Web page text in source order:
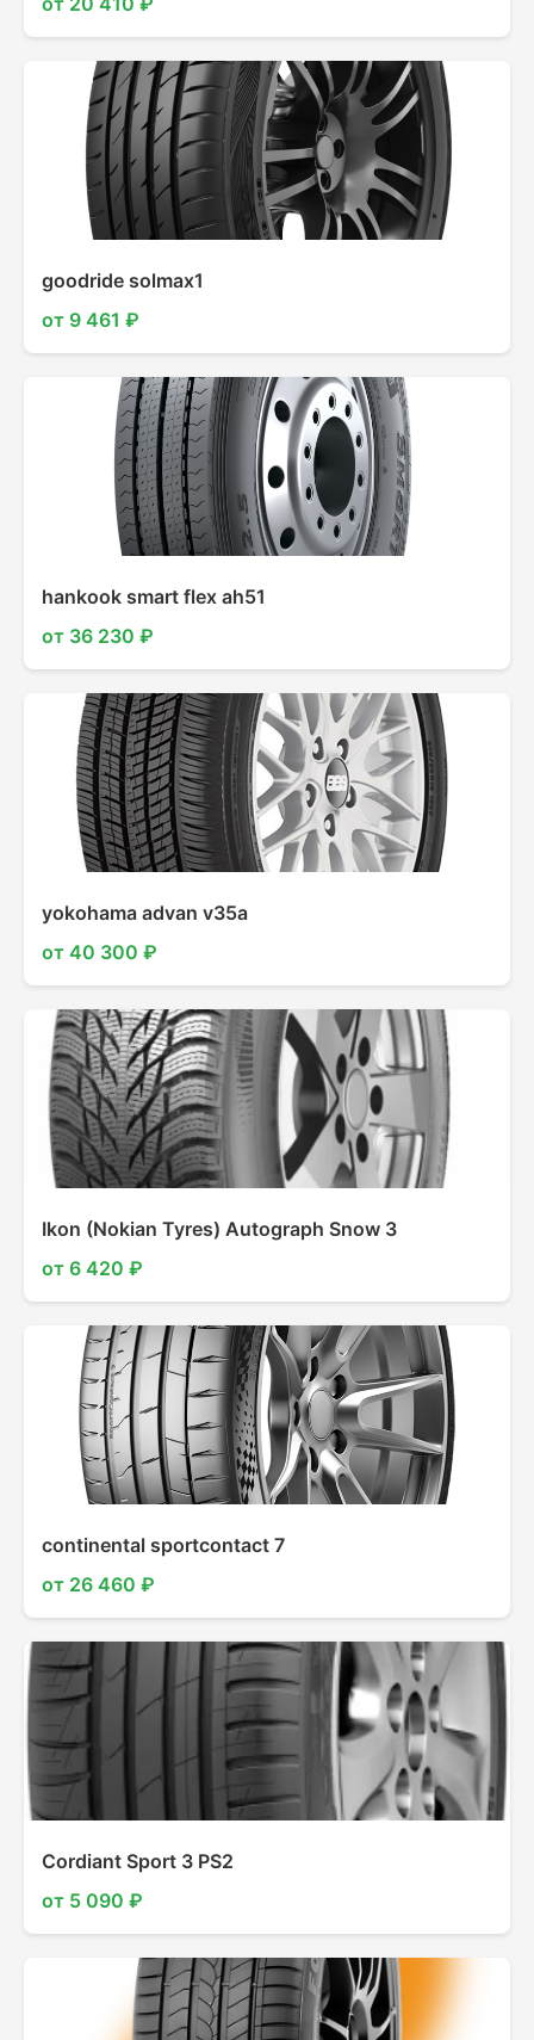
goodride solmax1
от 9 461 ₽
hankook smart flex ah51
от 36 230 ₽
yokohama advan v35a
от 40 300 ₽
Ikon (Nokian Tyres) Autograph Snow 3
от 6 420 ₽
continental sportcontact 7
от 26 460 ₽
Cordiant Sport 3 PS2
от 5 090 ₽